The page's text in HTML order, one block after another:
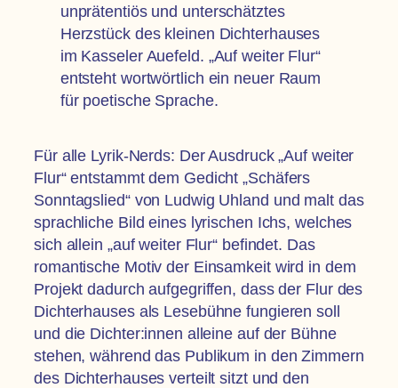
unprätentiös und unterschätztes
Herzstück des kleinen Dichterhauses
im Kasseler Auefeld. „Auf weiter Flur“
entsteht wortwörtlich ein neuer Raum
für poetische Sprache.
Für alle Lyrik-Nerds: Der Ausdruck „Auf weiter
Flur“ entstammt dem Gedicht „Schäfers
Sonntagslied“ von Ludwig Uhland und malt das
sprachliche Bild eines lyrischen Ichs, welches
sich allein „auf weiter Flur“ befindet. Das
romantische Motiv der Einsamkeit wird in dem
Projekt dadurch aufgegriffen, dass der Flur des
Dichterhauses als Lesebühne fungieren soll
und die Dichter:innen alleine auf der Bühne
stehen, während das Publikum in den Zimmern
des Dichterhauses verteilt sitzt und den